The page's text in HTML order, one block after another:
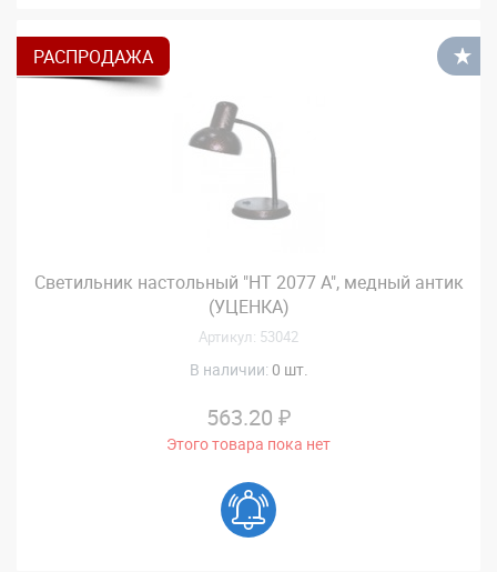
РАСПРОДАЖА
Светильник настольный "НT 2077 А", медный антик
(УЦЕНКА)
Артикул: 53042
В наличии: 0 шт.
563.20 ₽
Этого товара пока нет